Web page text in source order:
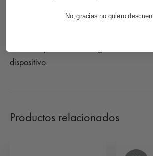
Medidas aproximadas: largo 8 cm,
dispositivo.
Productos relacionados
No, gracias no quiero